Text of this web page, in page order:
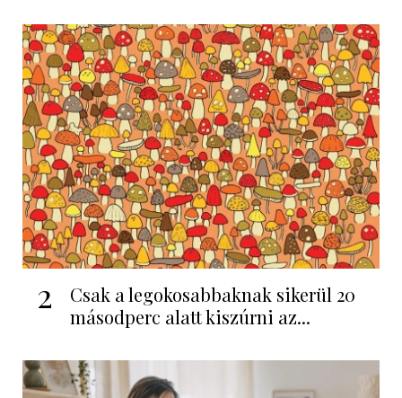
2
Csak a legokosabbaknak sikerül 20
másodperc alatt kiszúrni az...